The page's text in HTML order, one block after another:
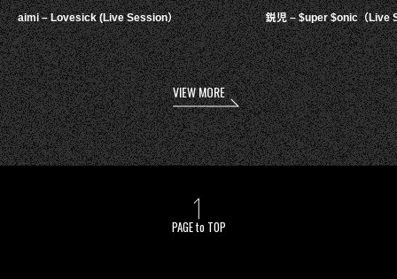
aimi – Lovesick (Live Session） 鋭児 – $uper $onic（Live
VIEW MORE
PAGE to TOP